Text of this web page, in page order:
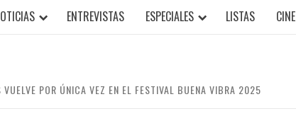
ENTREVISTAS ESPECIALES LISTAS CINE
POR ÚNICA VEZ EN EL FESTIVAL BUENA VIBRA 2025